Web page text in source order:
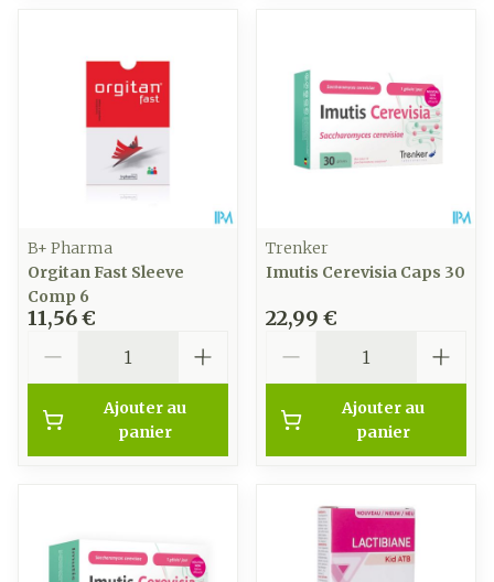
B+ Pharma
Orgitan Fast Sleeve
Comp 6
11,56 €
Ajouter au
panier
Trenker
Imutis Cerevisia Caps 30
22,99 €
Ajouter au
panier